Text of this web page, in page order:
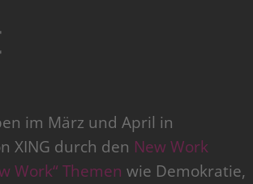
im März und April in
XING durch den New Work
Work“ Themen wie Demokratie,